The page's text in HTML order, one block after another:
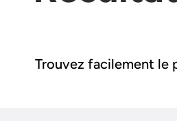
Trouvez facilement le